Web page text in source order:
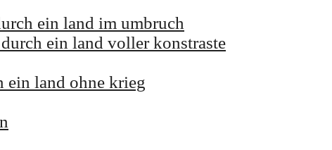
ein land im umbruch
ein land voller konstraste
ein land ohne krieg